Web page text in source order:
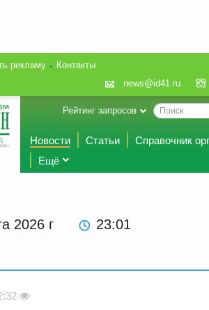
рекламу
Контакты
news@id41.ru
Рейтинг запросов
Новости Статьи
Справочник
Ещё
2026 г 23:01